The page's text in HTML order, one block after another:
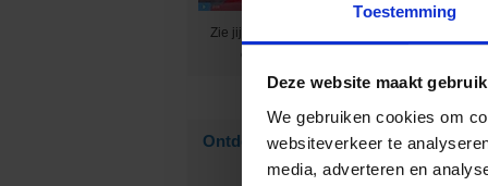
Toestemming
Deze website maakt
We gebruiken cookies om
websiteverkeer te
media, adverteren en
Zie jij het ook helemaal zitten om bij
Ontdek de wereld met Ponant
Cruises!